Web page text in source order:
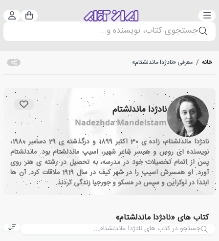
دسته‌بندی سبد
جستجوی کتاب، نویسنده و...
خانه / معرفی «نادژدا ماندلشتام»
نادژدا ماندلشتام
Nadezhda Mandelstam
نادژدا ماندلشتام، زاده ی 30 اکتبر 1899 و درگذشته ی 29 دسامبر 1980،
نویسنده ای روس و همسر شاعر شهیر، اسیپ ماندلشتام بود. ماندلشتام
پس از اتمام تحصیلات خود در مدرسه، به تحصیل در رشته ی هنر روی
آورد. او همسرش اسیپ را در شهر کیف در سال 1919 ملاقات کرد. آن ها
ابتدا در اوکراین و سپس در مسکو و جورجیا زندگی کردند.
کتاب های «نادژدا ماندلشتام»